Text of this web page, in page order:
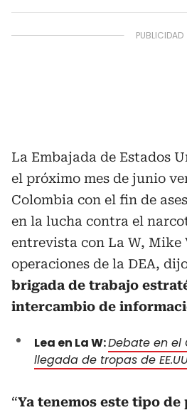
La Embajada de Estados
el próximo mes de junio
Colombia con el fin de
en la lucha contra el
entrevista con La W, Mike
operaciones de la DEA,
brigada de trabajo
intercambio de
Lea en La W:Debate en el
llegada de tropas de
“Ya tenemos este tipo de